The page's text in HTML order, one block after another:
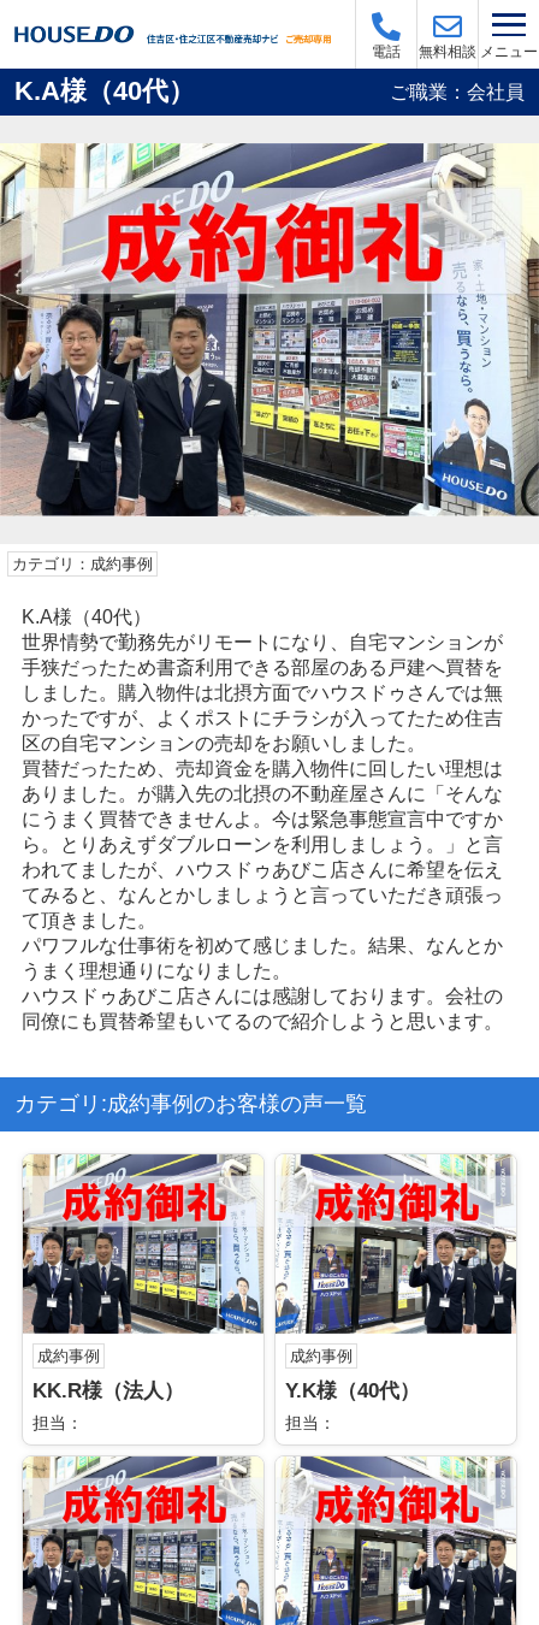
電話 無料相談 メニュー
K.A様（40代） ご職業：会社員
カテゴリ：成約事例
K.A様（40代）
世界情勢で勤務先がリモートになり、自宅マンションが
手狭だったため書斎利用できる部屋のある戸建へ買替を
しました。購入物件は北摂方面でハウスドゥさんでは無
かったですが、よくポストにチラシが入ってたため住吉
区の自宅マンションの売却をお願いしました。
買替だったため、売却資金を購入物件に回したい理想は
ありました。が購入先の北摂の不動産屋さんに「そんな
にうまく買替できませんよ。今は緊急事態宣言中ですか
ら。とりあえずダブルローンを利用しましょう。」と言
われてましたが、ハウスドゥあびこ店さんに希望を伝え
てみると、なんとかしましょうと言っていただき頑張っ
て頂きました。
パワフルな仕事術を初めて感じました。結果、なんとか
うまく理想通りになりました。
ハウスドゥあびこ店さんには感謝しております。会社の
同僚にも買替希望もいてるので紹介しようと思います。
カテゴリ:成約事例のお客様の声一覧
成約事例
KK.R様（法人）
担当：
成約事例
Y.K様（40代）
担当：